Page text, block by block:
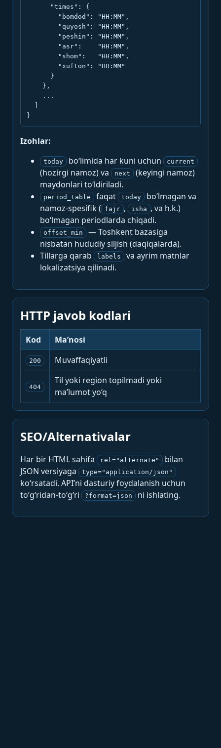
      "times": {
        "bomdod": "HH:MM",
        "quyosh": "HH:MM",
        "peshin": "HH:MM",
        "asr":    "HH:MM",
        "shom":   "HH:MM",
        "xufton": "HH:MM"
      }
    },
    ...
}
Izohlar:
today bo‘limida har kuni uchun current
(hozirgi namoz) va next
(keyingi namoz)
maydonlari to‘ldiriladi.
period_table faqat today
bo‘lmagan va
namoz-spesifik ( fajr , isha , va h.k.)
bo‘lmagan periodlarda chiqadi.
offset_min
— Toshkent bazasiga
nisbatan hududiy siljish (daqiqalarda).
Tillarga qarab
labels
va ayrim matnlar
lokalizatsiya qilinadi.
HTTP javob kodlari
Kod Ma’nosi
200 Muvaffaqiyatli
404
Til yoki region topilmadi yoki
ma’lumot yo‘q
SEO/Alternativalar
Har bir HTML sahifa rel="alternate"
bilan
JSON versiyaga
type="application/json"
ko‘rsatadi. API’ni dasturiy foydalanish uchun
to‘g‘ridan-to‘g‘ri
?format=json ni ishlating.